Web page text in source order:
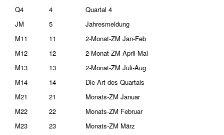
Q4
4
Quartal 4
JM
5
Jahresmeldung
M11
11
2-Monat-ZM Jan-Feb
M12
12
2-Monat-ZM April-Mai
M13
13
2-Monat-ZM Juli-Aug
M14
14
Die Art des Quartals
M21
21
Monats-ZM Januar
M22
22
Monats-ZM Februar
M23
23
Monats-ZM März